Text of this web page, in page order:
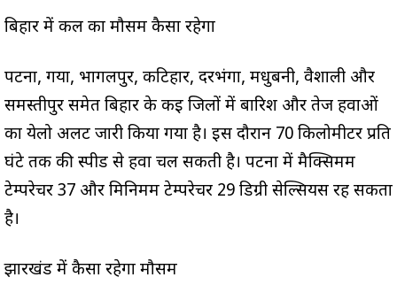
बिहार में कल का मौसम कैसा रहेगा
पटना, गया, भागलपुर, कटिहार, दरभंगा, मधुबनी, वैशाली और
समस्तीपुर समेत बिहार के कई जिलों में बारिश और तेज हवाओं
का येलो अलर्ट जारी किया गया है। इस दौरान 70 किलोमीटर प्रति
घंटे तक की स्पीड से हवा चल सकती है। पटना में मैक्सिमम
टेम्परेचर 37 और मिनिमम टेम्परेचर 29 डिग्री सेल्सियस रह सकता
है।
झारखंड में कैसा रहेगा मौसम